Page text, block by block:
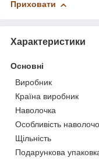
Приховати
Характеристики
Основні
Виробник
Країна виробник
Наволочка
Особливість
Щільність
Подарункова